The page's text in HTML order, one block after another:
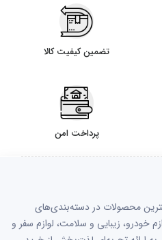
تضمین کیفیت کالا
پرداخت امن
محصولات در دسته‌بندی‌های
خودرو، زیبایی و سلامت، لوازم سفر و